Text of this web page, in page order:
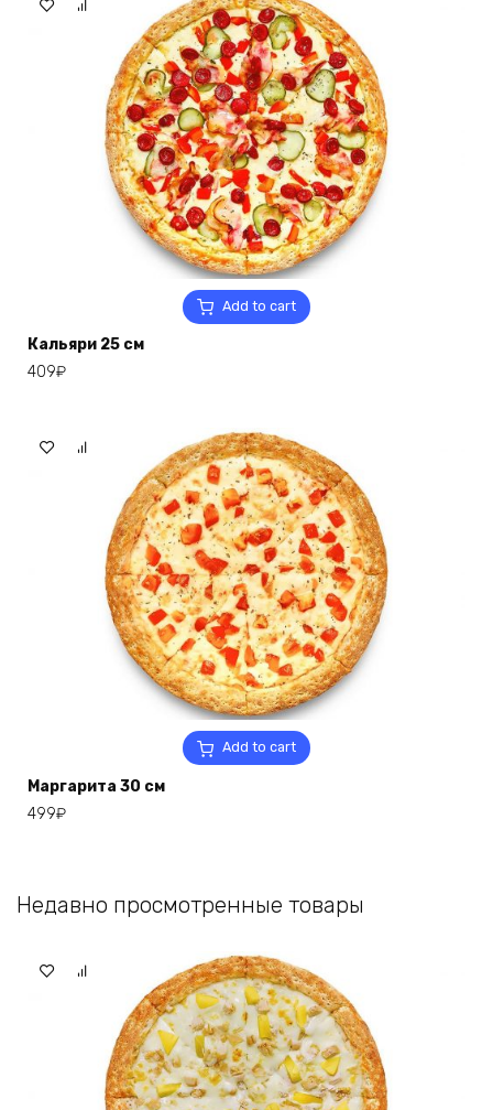
Add to cart
Кальяри 25 см
409₽
Add to cart
Маргарита 30 см
499₽
Недавно просмотренные товары